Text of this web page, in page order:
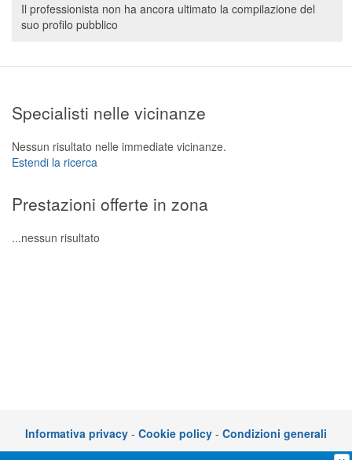
Per gli specialisti
Prenotazioni online
Teleconsulto
Il professionista non ha ancora ultimato la compilazione del
suo profilo pubblico
Specialisti nelle vicinanze
Nessun risultato nelle immediate vicinanze.
Estendi la ricerca
Prestazioni offerte in zona
...nessun risultato
Informativa privacy - Cookie policy - Condizioni generali